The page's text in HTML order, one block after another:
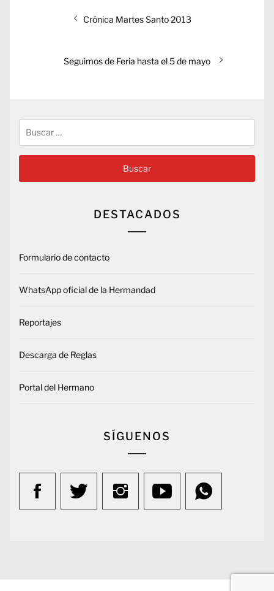
Entrada
Crónica Martes Santo 2013
Entrada
Seguimos de Feria hasta el 5 de mayo
DESTACADOS
Formulario de contacto
WhatsApp oficial de la Hermandad
Reportajes
Descarga de Reglas
Portal del Hermano
SÍGUENOS